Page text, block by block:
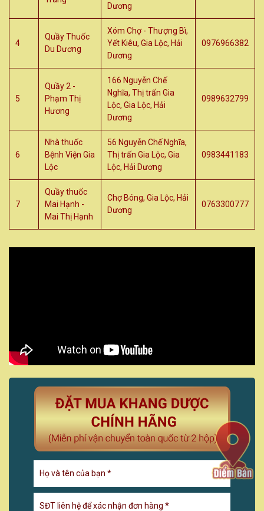
Dương
4
Quầy Thuốc
Du Dương
Xóm Chợ - Thượng Bì,
Yết Kiêu, Gia Lộc, Hải
Dương
0976966382
5
Quầy 2 -
Phạm Thị
Hương
166 Nguyễn Chế
Nghĩa, Thị trấn Gia
Lộc, Gia Lộc, Hải
Dương
0989632799
6
Nhà thuốc
Bệnh Viện Gia
Lộc
56 Nguyễn Chế Nghĩa,
Thị trấn Gia Lộc, Gia
Lộc, Hải Dương
0983441183
7
Quầy thuốc
Mai Hạnh -
Mai Thị Hạnh
Chợ Bóng, Gia Lộc, Hải
Dương
0763300777